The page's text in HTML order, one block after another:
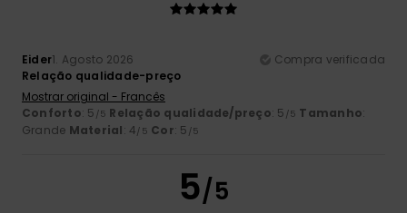
Eider1. Agosto 2026
Compra verificada
Relação qualidade-preço
Mostrar original - Francês
Conforto: 5 /5 Relação qualidade/preço: 5 /5 Tamanho:
Grande Material: 4/5 Cor: 5 /5
5/5